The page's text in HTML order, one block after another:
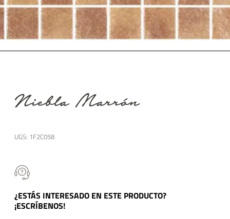
Niebla Marrón
UGS: 1F2C058
¿ESTÁS INTERESADO EN ESTE PRODUCTO?
¡ESCRÍBENOS!